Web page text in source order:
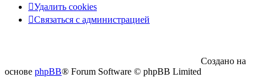
Удалить cookies
Связаться с администрацией
Создано на
основе phpBB® Forum Software © phpBB Limited